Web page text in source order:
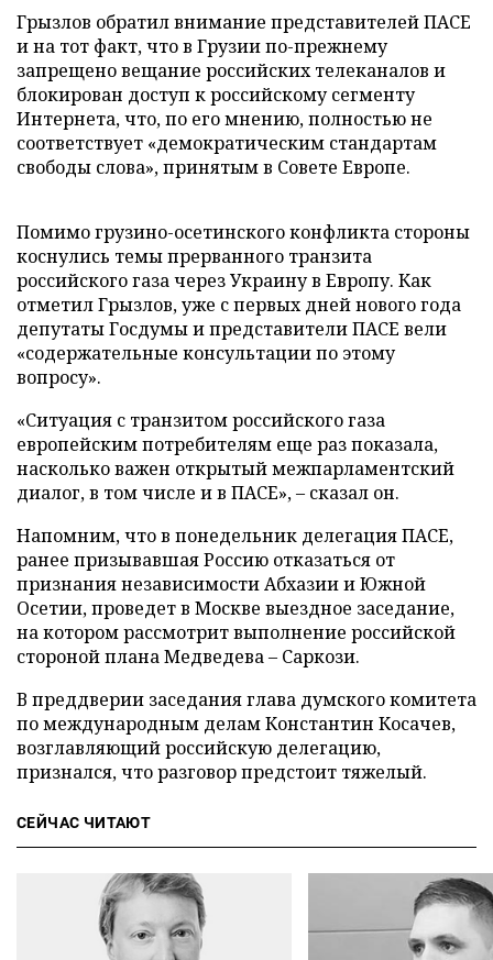
Грызлов обратил внимание представителей ПАСЕ
и на тот факт, что в Грузии по-прежнему
запрещено вещание российских телеканалов и
блокирован доступ к российскому сегменту
Интернета, что, по его мнению, полностью не
соответствует «демократическим стандартам
свободы слова», принятым в Совете Европе.
Помимо грузино-осетинского конфликта стороны
коснулись темы прерванного транзита
российского газа через Украину в Европу. Как
отметил Грызлов, уже с первых дней нового года
депутаты Госдумы и представители ПАСЕ вели
«содержательные консультации по этому
вопросу».
«Ситуация с транзитом российского газа
европейским потребителям еще раз показала,
насколько важен открытый межпарламентский
диалог, в том числе и в ПАСЕ», – сказал он.
Напомним, что в понедельник делегация ПАСЕ,
ранее призывавшая Россию отказаться от
признания независимости Абхазии и Южной
Осетии, проведет в Москве выездное заседание,
на котором рассмотрит выполнение российской
стороной плана Медведева – Саркози.
В преддверии заседания глава думского комитета
по международным делам Константин Косачев,
возглавляющий российскую делегацию,
признался, что разговор предстоит тяжелый.
СЕЙЧАС ЧИТАЮТ